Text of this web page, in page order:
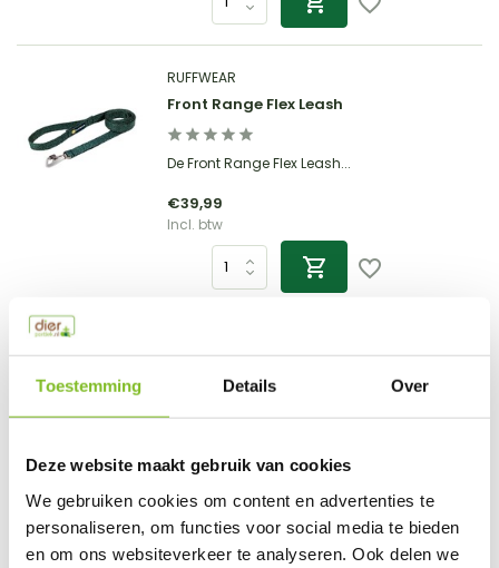
Toestemming Details Over
Deze website maakt gebruik van cookies
We gebruiken cookies om content en advertenties te
personaliseren, om functies voor social media te bieden
en om ons websiteverkeer te analyseren. Ook delen we
RUFFWEAR
Front Range Flex Leash
De Front Range Flex Leash...
€39,99
Incl. btw
€69,99